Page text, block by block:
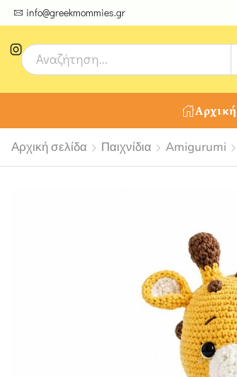
info@greekmommies.gr
μοναδικές δημιουργίες από τους Χειροτέχνες μας!
Αρχική
Αρχική σελίδα Παιχνίδια Amigurumi